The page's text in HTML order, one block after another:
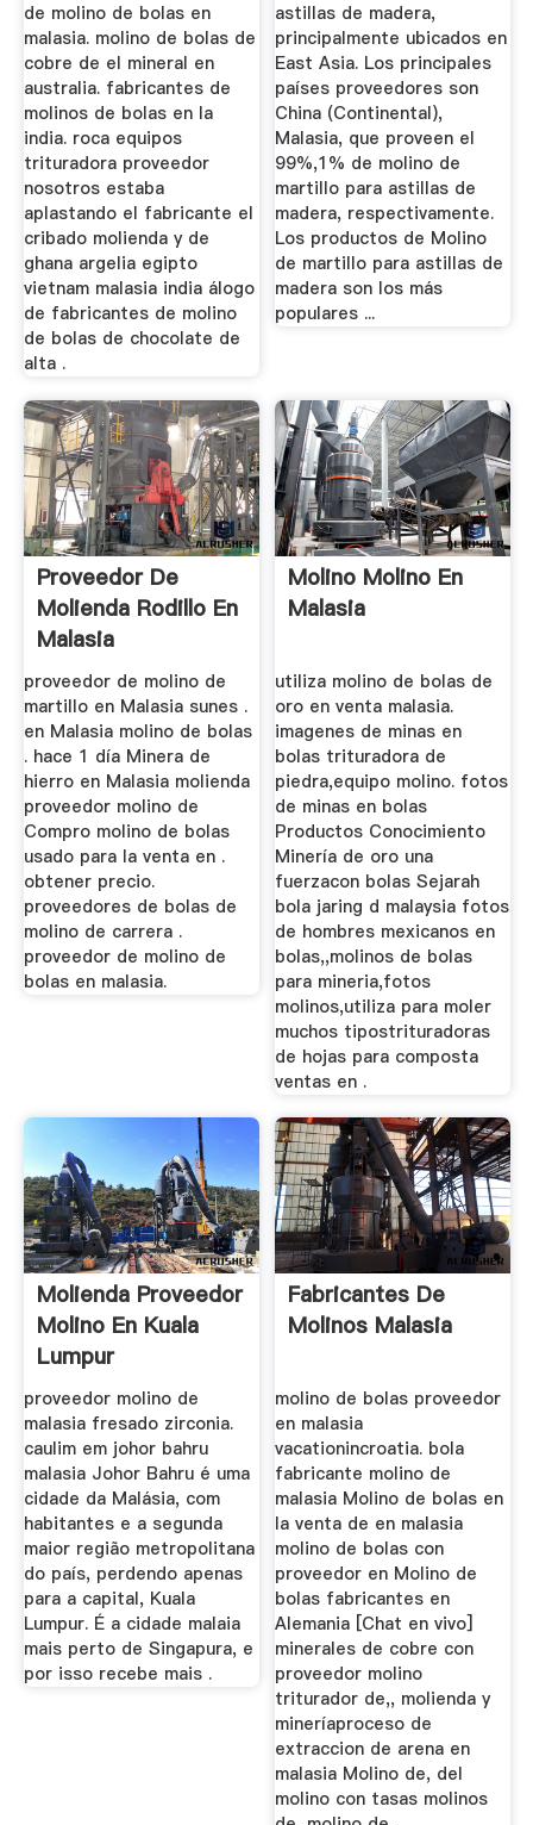
de molino de bolas en
malasia. molino de bolas de
cobre de el mineral en
australia. fabricantes de
molinos de bolas en la
india. roca equipos
trituradora proveedor
nosotros estaba
aplastando el fabricante el
cribado molienda y de
ghana argelia egipto
vietnam malasia india álogo
de fabricantes de molino
de bolas de chocolate de
alta .
astillas de madera,
principalmente ubicados en
East Asia. Los principales
países proveedores son
China (Continental),
Malasia, que proveen el
99%,1% de molino de
martillo para astillas de
madera, respectivamente.
Los productos de Molino
de martillo para astillas de
madera son los más
populares ...
Proveedor De
Molienda Rodillo En
Malasia
proveedor de molino de
martillo en Malasia sunes .
en Malasia molino de bolas
. hace 1 día Minera de
hierro en Malasia molienda
proveedor molino de
Compro molino de bolas
usado para la venta en .
obtener precio.
proveedores de bolas de
molino de carrera .
proveedor de molino de
bolas en malasia.
Molino Molino En
Malasia
utiliza molino de bolas de
oro en venta malasia.
imagenes de minas en
bolas trituradora de
piedra,equipo molino. fotos
de minas en bolas
Productos Conocimiento
Minería de oro una
fuerzacon bolas Sejarah
bola jaring d malaysia fotos
de hombres mexicanos en
bolas,,molinos de bolas
para mineria,fotos
molinos,utiliza para moler
muchos tipostrituradoras
de hojas para composta
ventas en .
Molienda Proveedor
Molino En Kuala
Lumpur
proveedor molino de
malasia fresado zirconia.
caulim em johor bahru
malasia Johor Bahru é uma
cidade da Malásia, com
habitantes e a segunda
maior região metropolitana
do país, perdendo apenas
para a capital, Kuala
Lumpur. É a cidade malaia
mais perto de Singapura, e
por isso recebe mais .
Fabricantes De
Molinos Malasia
molino de bolas proveedor
en malasia
vacationincroatia. bola
fabricante molino de
malasia Molino de bolas en
la venta de en malasia
molino de bolas con
proveedor en Molino de
bolas fabricantes en
Alemania [Chat en vivo]
minerales de cobre con
proveedor molino
triturador de,, molienda y
mineríaproceso de
extraccion de arena en
malasia Molino de, del
molino con tasas molinos